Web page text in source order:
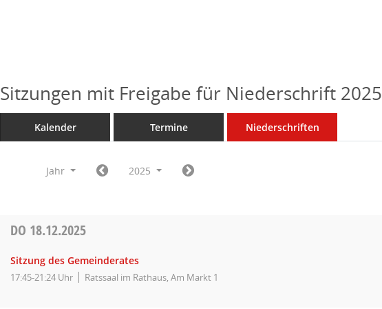
Sitzungen mit Freigabe für Niederschrift 2025
Kalender Termine Niederschriften
Jahr 2025
DO 18.12.2025
Sitzung des Gemeinderates
17:45-21:24 Uhr Ratssaal im Rathaus, Am Markt 1